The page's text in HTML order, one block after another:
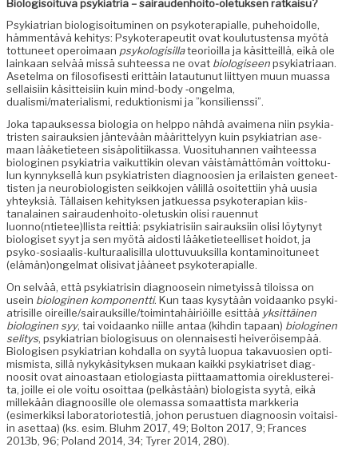
Biol­o­gisoitu­va psyki­a­tria – sairau­den­hoito-ole­tuk­sen ratkaisu?
Psyki­a­tri­an biol­o­gisoi­tu­mi­nen on psykoter­api­alle, puhe­hoidolle,
häm­men­tävä kehi­tys: Psykoter­apeu­tit ovat koulu­tusten­sa myötä
tot­tuneet oper­oimaan psykol­o­gisil­lateo­ri­oil­la ja käsit­teil­lä, eikä ole
lainkaan selvää mis­sä suh­teessa ne ovat biol­o­giseenpsyki­a­tri­aan.
Asetel­ma on filosofis­es­ti erit­täin latau­tunut liit­tyen muun muas­sa
sel­l­aisi­in käsit­teisi­in kuin mind-body ‑ongel­ma,
dualismi/materialismi, reduk­tion­is­mi ja ”kon­silienssi”.
Joka tapauk­ses­sa biolo­gia on help­po nähdä avaime­na niin psyki­a­
tris­ten sairauk­sien jän­tevään määrit­te­lyyn kuin psyki­a­tri­an ase­
maan lääketi­eteen sisäpoli­ti­ikas­sa. Vuosi­tuhan­nen vai­h­teessa
biologi­nen psyki­a­tria vaikut­tikin ole­van väistämät­tömän voit­toku­
lun kyn­nyk­sel­lä kun psyki­a­tris­ten diag­noosien ja eri­lais­ten geneet­
tis­ten ja neu­ro­bi­ol­o­gis­ten seikko­jen välil­lä osoitet­ti­in yhä uusia
yhteyk­siä. Täl­laisen kehi­tyk­sen jatkues­sa psykoter­api­an kiis­
tanalainen sairau­den­hoito-ole­tuskin olisi rauen­nut
luonno(ntietee)llista reit­tiä: psyki­a­trisi­in sairauk­si­in olisi löy­tynyt
biol­o­giset syyt ja sen myötä aidosti lääketi­eteel­liset hoidot, ja
psyko-sosi­aalis-kul­tur­aal­isil­la ulot­tuvuuk­sil­la kon­t­a­minoituneet
(elämän)ongelmat oli­si­vat jääneet psykoterapialle.
On selvää, että psyki­a­trisin diag­noo­sein nime­tyis­sä tilois­sa on
usein biologi­nen kom­po­nent­ti. Kun taas kysytään voidaanko psyki­
a­trisille oireille/sairauksille/toimintahäiriöille esit­tää yksit­täi­nen
biologi­nen syy, tai voidaanko niille antaa (kihdin tapaan) biologi­nen
seli­tys, psyki­a­tri­an biol­o­gisu­us on olen­nais­es­ti heiveröisem­pää.
Biol­o­gisen psyki­a­tri­an kohdal­la on syytä luop­ua takavu­osien opti­
mis­mista, sil­lä nykykäsi­tyk­sen mukaan kaik­ki psyki­a­triset diag­
noosit ovat ain­oas­taan eti­olo­gias­ta piit­taa­mat­to­mia oirek­lus­tere­i­
ta, joille ei ole voitu osoit­taa (pelkästään) biol­o­gista syytä, eikä
millekään diag­noosille ole ole­mas­sa somaat­tista markke­ria
(esimerkik­si lab­o­ra­to­ri­otestiä, johon perustuen diag­noosin voitaisi­
in aset­taa) (ks. esim. Bluhm 2017, 49; Bolton 2017, 9; Frances
2013b, 96; Poland 2014, 34; Tyr­er 2014, 280).